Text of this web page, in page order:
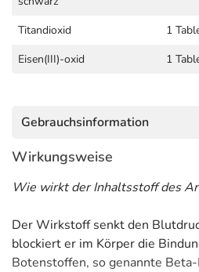
Titandioxid
1
Eisen(III)-oxid
1
Gebrauchsinformation
Wirkungsweise
Wie wirkt der Inhaltsstoff des
Der Wirkstoff senkt den
blockiert er im Körper die
Botenstoffen, so genannte